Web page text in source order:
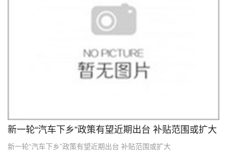
新一轮“汽车下乡”政策有望近期出台 补贴范围或扩大
新一轮“汽车下乡”政策有望近期出台 补贴范围或扩大